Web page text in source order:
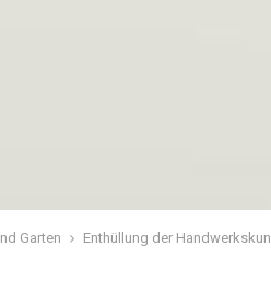
Garten Enthüllung der